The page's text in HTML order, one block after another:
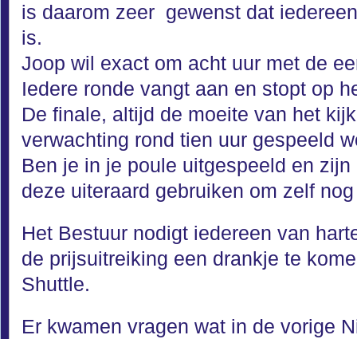
is daarom zeer gewenst dat
is.
Joop wil exact om acht uur met de
Iedere ronde vangt aan en stopt op
De finale, altijd de moeite van het
verwachting rond tien uur gespeeld
Ben je in je poule uitgespeeld en
deze uiteraard gebruiken om zelf
Het Bestuur nodigt iedereen van
de prijsuitreiking een drankje te
Shuttle.
Er kwamen vragen wat in de vorige